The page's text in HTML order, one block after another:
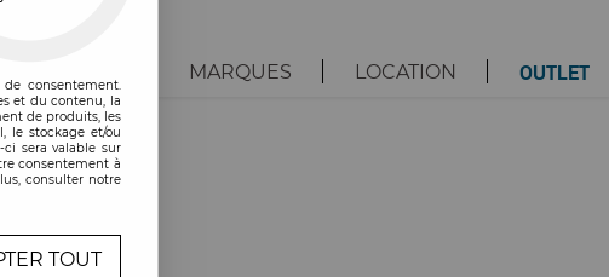
MARQUES LOCATION OUTLET
consentement.
et du contenu, la
de produits, les
le stockage et/ou
sera valable sur
consentement à
consulter notre
TOUT